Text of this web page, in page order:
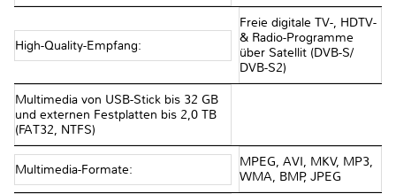
High-Quality-Empfang:
Freie digitale TV-, HDTV-
& Radio-Programme
über Satellit (DVB-S/
DVB-S2)
Multimedia von USB-Stick bis 32 GB
und externen Festplatten bis 2,0 TB
(FAT32, NTFS)
Multimedia-Formate:
MPEG, AVI, MKV, MP3,
WMA, BMP, JPEG